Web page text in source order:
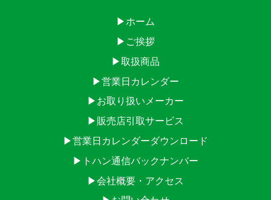
▶ホーム
▶ご挨拶
▶取扱商品
▶営業日カレンダー
▶お取り扱いメーカー
▶販売店引取サービス
▶営業日カレンダーダウンロード
▶トハン通信バックナンバー
▶会社概要・アクセス